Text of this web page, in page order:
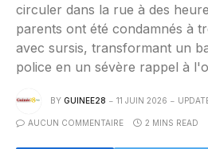
circuler dans la rue à des
parents ont été condamnés à
avec sursis, transformant un
police en un sévère rappel à
BY GUINEE28 11 JUIN 2026
AUCUN COMMENTAIRE 2 MINS READ